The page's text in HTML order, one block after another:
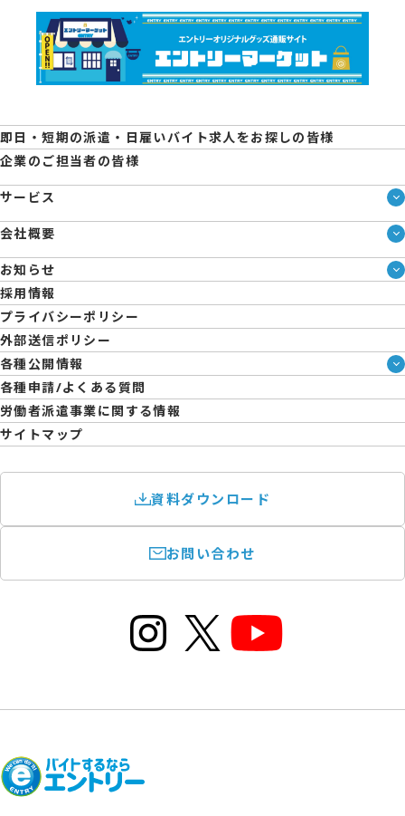
即日・短期の派遣・日雇いバイト求人をお探しの皆様
企業のご担当者の皆様
サービス
サービス一覧
即日・単発のバイト探しは「スマジョブ」
シェアジョブ農業
エントリーマーケット
会社概要
会社概要
メディア情報
人材派遣について
コーポレートガバナンス
拠点一覧
日雇派遣の原則禁止について
エントリーのサポートについて
お知らせ
ブログ
企業様向けお役立ちブログ
採用情報
プライバシーポリシー
外部送信ポリシー
各種公開情報
ハラスメント防止・対策方針
育児休業取得率および職場復帰率報告書
各種申請/よくある質問
労働者派遣事業に関する情報
サイトマップ
資料ダウンロード
お問い合わせ